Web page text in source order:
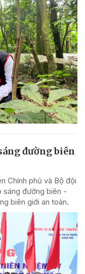
đường biên
Chính phủ và Bộ đội
sáng đường biên -
biên giới an toàn.